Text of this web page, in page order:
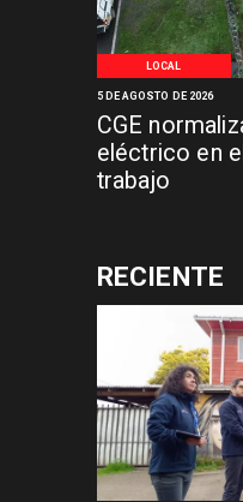
LOCAL
CGE
eléctrico en
trabajo
5 DE AGOSTO DE 2026
RECIENTE